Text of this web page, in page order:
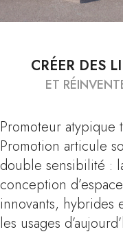
CRÉER DES
ET
Promoteur atypique
Promotion articule
double sensibilité :
conception
innovants, hybrides
les usages